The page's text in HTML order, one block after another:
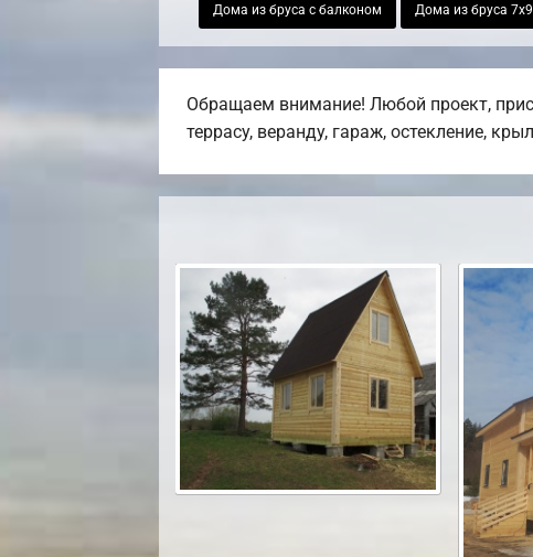
Дома из бруса с балконом Дома из бруса 7х9
Обращаем внимание! Любой проект,
террасу, веранду, гараж, остекление,